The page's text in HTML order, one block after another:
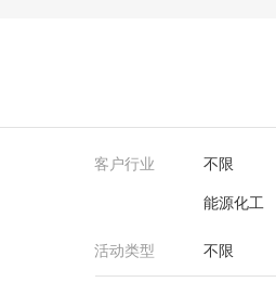
客户行业 不限
能源化工
活动类型 不限